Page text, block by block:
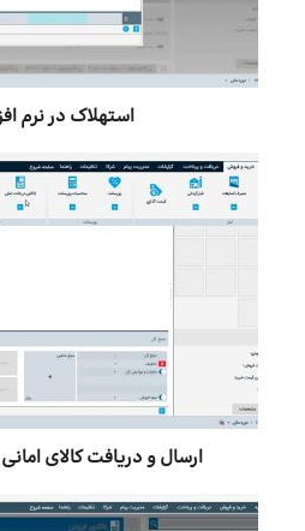
استهلاک در نرم
ارسال و دریافت کالای